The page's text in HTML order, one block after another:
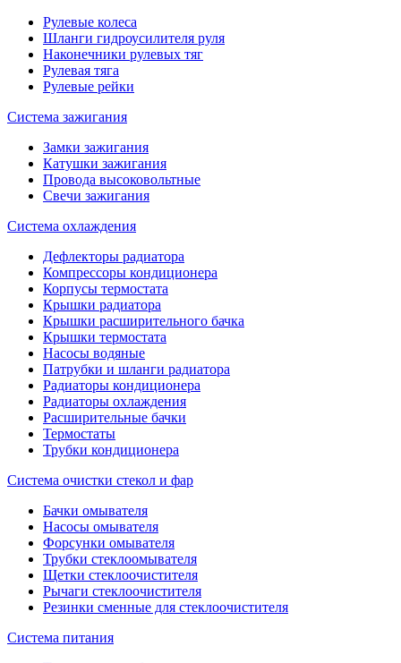
Рулевые колеса
Шланги гидроусилителя руля
Наконечники рулевых тяг
Рулевая тяга
Рулевые рейки
Система зажигания
Замки зажигания
Катушки зажигания
Провода высоковольтные
Свечи зажигания
Система охлаждения
Дефлекторы радиатора
Компрессоры кондиционера
Корпусы термостата
Крышки радиатора
Крышки расширительного бачка
Крышки термостата
Насосы водяные
Патрубки и шланги радиатора
Радиаторы кондиционера
Радиаторы охлаждения
Расширительные бачки
Термостаты
Трубки кондиционера
Система очистки стекол и фар
Бачки омывателя
Насосы омывателя
Форсунки омывателя
Трубки стеклоомывателя
Щетки стеклоочистителя
Рычаги стеклоочистителя
Резинки сменные для стеклоочистителя
Система питания